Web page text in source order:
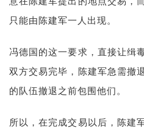
只能由陈建军一人出现。
冯德国的这一要求，直接让缉
双方交易完毕，陈建军急需撤
的队伍撤退之前包围他们。
所以，在完成交易以后，陈建